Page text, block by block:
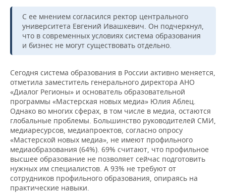
С ее мнением согласился ректор центрального
университета Евгений Ивашкевич. Он подчеркнул,
что в современных условиях система образования
и бизнес не могут существовать отдельно.
Сегодня система образования в России активно меняется,
отметила заместитель генерального директора АНО
«Диалог Регионы» и основатель образовательной
программы «Мастерская новых медиа» Юлия Аблец.
Однако во многих сферах, в том числе в медиа, остаются
глобальные проблемы. Большинство руководителей СМИ,
медиаресурсов, медиапроектов, согласно опросу
«Мастерской новых медиа», не имеют профильного
медиаобразования (64%). 69% считают, что профильное
высшее образование не позволяет сейчас подготовить
нужных им специалистов. А 93% не требуют от
сотрудников профильного образования, опираясь на
практические навыки.